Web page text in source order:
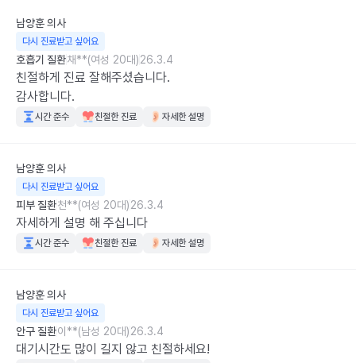
남양훈의사
다시 진료받고 싶어요
호흡기 질환채**(여성 20대)26.3.4
친절하게 진료 잘해주셨습니다.
감사합니다.
시간 준수 친절한 진료 자세한 설명
남양훈의사
다시 진료받고 싶어요
피부 질환천**(여성 20대)26.3.4
자세하게 설명 해 주십니다
시간 준수 친절한 진료 자세한 설명
남양훈의사
다시 진료받고 싶어요
안구 질환이**(남성 20대)26.3.4
대기시간도 많이 길지 않고 친절하세요!